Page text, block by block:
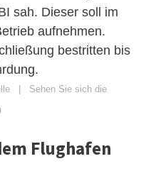
sah. Dieser soll im
aufnehmen.
bestritten bis
| Sehen Sie sich die
Flughafen